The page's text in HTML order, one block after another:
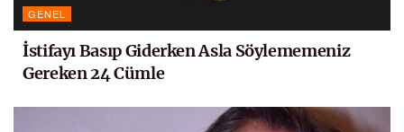
GENEL
İstifayı Basıp Giderken Asla Söylememeniz
Gereken 24 Cümle